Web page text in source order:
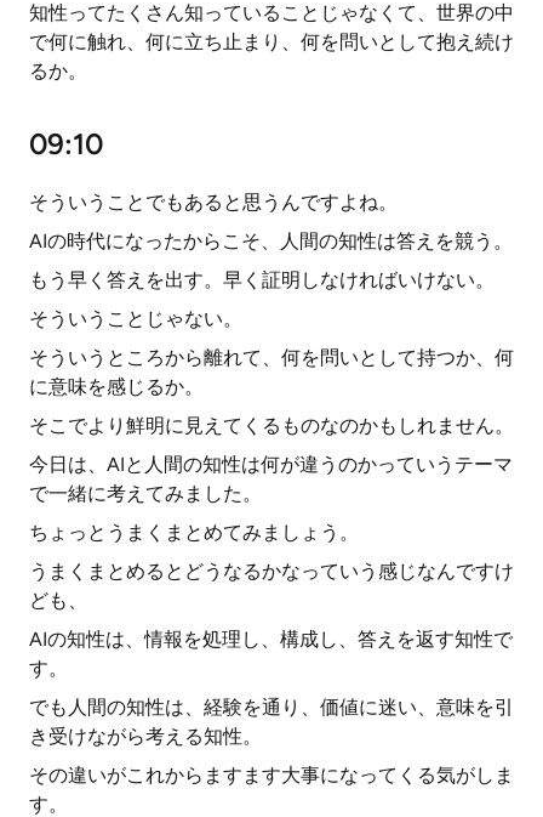
知性ってたくさん知っていることじゃなくて、世界の中
で何に触れ、何に立ち止まり、何を問いとして抱え続け
るか。
09:10
そういうことでもあると思うんですよね。
AIの時代になったからこそ、人間の知性は答えを競う。
もう早く答えを出す。早く証明しなければいけない。
そういうことじゃない。
そういうところから離れて、何を問いとして持つか、何
に意味を感じるか。
そこでより鮮明に見えてくるものなのかもしれません。
今日は、AIと人間の知性は何が違うのかっていうテーマ
で一緒に考えてみました。
ちょっとうまくまとめてみましょう。
うまくまとめるとどうなるかなっていう感じなんですけ
ども、
AIの知性は、情報を処理し、構成し、答えを返す知性で
す。
でも人間の知性は、経験を通り、価値に迷い、意味を引
き受けながら考える知性。
その違いがこれからますます大事になってくる気がしま
す。